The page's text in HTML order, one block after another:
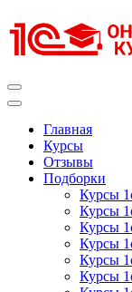
к
содержимому
Главная
Курсы
Отзывы
Подборки
Курсы
Курсы
Курсы
Курсы
Курсы
Курсы